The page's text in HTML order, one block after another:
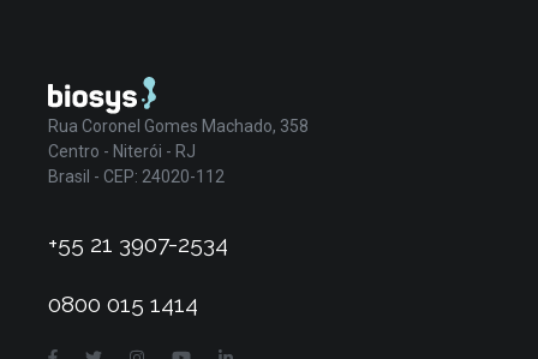
Rua Coronel Gomes Machado, 358
Centro - Niterói - RJ
Brasil - CEP: 24020-112
+55 21 3907-2534
0800 015 1414